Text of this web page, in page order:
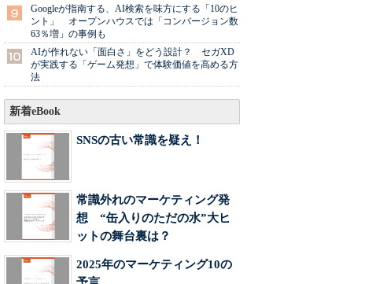
Googleが指南する、AI検索を味方にする「10のヒ
ント」 オープンハウスでは「コンバージョン数
63％増」の事例も
AIが作れない「面白さ」をどう設計？ セガXD
が実践する「ゲーム発想」で体験価値を高める方
法
新着eBook
SNSの古い常識を疑え！
常識外れのマーケティング発
想 “缶入りのただの水”大ヒ
ットの舞台裏は？
2025年のマーケティング10の